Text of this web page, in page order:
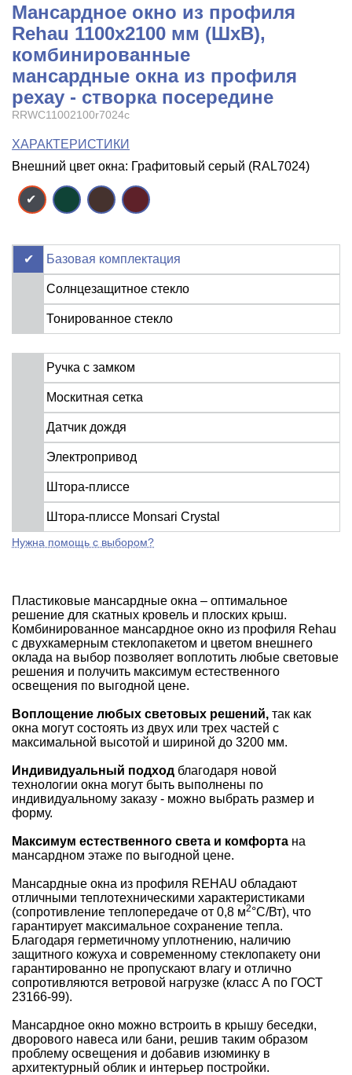
Мансардное окно из профиля
Rehau 1100x2100 мм (ШхВ),
комбинированные
мансардные окна из профиля
рехау - створка посередине
RRWC11002100r7024c
ХАРАКТЕРИСТИКИ
Внешний цвет окна: Графитовый серый (RAL7024)
Базовая комплектация
Солнцезащитное стекло
Тонированное стекло
Ручка с замком
Москитная сетка
Датчик дождя
Электропривод
Штора-плиссе
Штора-плиссе Monsari Crystal
Нужна помощь с выбором?
Пластиковые мансардные окна – оптимальное
решение для скатных кровель и плоских крыш.
Комбинированное мансардное окно из профиля Rehau
с двухкамерным стеклопакетом и цветом внешнего
оклада на выбор позволяет воплотить любые световые
решения и получить максимум естественного
освещения по выгодной цене.
Воплощение любых световых решений, так как
окна могут состоять из двух или трех частей с
максимальной высотой и шириной до 3200 мм.
Индивидуальный подход благодаря новой
технологии окна могут быть выполнены по
индивидуальному заказу - можно выбрать размер и
форму.
Максимум естественного света и комфорта на
мансардном этаже по выгодной цене.
Мансардные окна из профиля REHAU обладают
отличными теплотехническими характеристиками
(сопротивление теплопередаче от 0,8 м2°С/Вт), что
гарантирует максимальное сохранение тепла.
Благодаря герметичному уплотнению, наличию
защитного кожуха и современному стеклопакету они
гарантированно не пропускают влагу и отлично
сопротивляются ветровой нагрузке (класс А по ГОСТ
23166-99).
Мансардное окно можно встроить в крышу беседки,
дворового навеса или бани, решив таким образом
проблему освещения и добавив изюминку в
архитектурный облик и интерьер постройки.